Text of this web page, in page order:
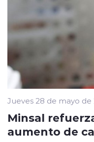
Jueves 28 de mayo de
Minsal
aumento de